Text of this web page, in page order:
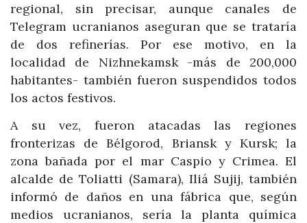
regional, sin precisar, aunque canales de
Telegram ucranianos aseguran que se trataría
de dos refinerías. Por ese motivo, en la
localidad de Nizhnekamsk -más de 200,000
habitantes- también fueron suspendidos todos
los actos festivos.
A su vez, fueron atacadas las regiones
fronterizas de Bélgorod, Briansk y Kursk; la
zona bañada por el mar Caspio y Crimea. El
alcalde de Toliatti (Samara), Iliá Sujij, también
informó de daños en una fábrica que, según
medios ucranianos, sería la planta química